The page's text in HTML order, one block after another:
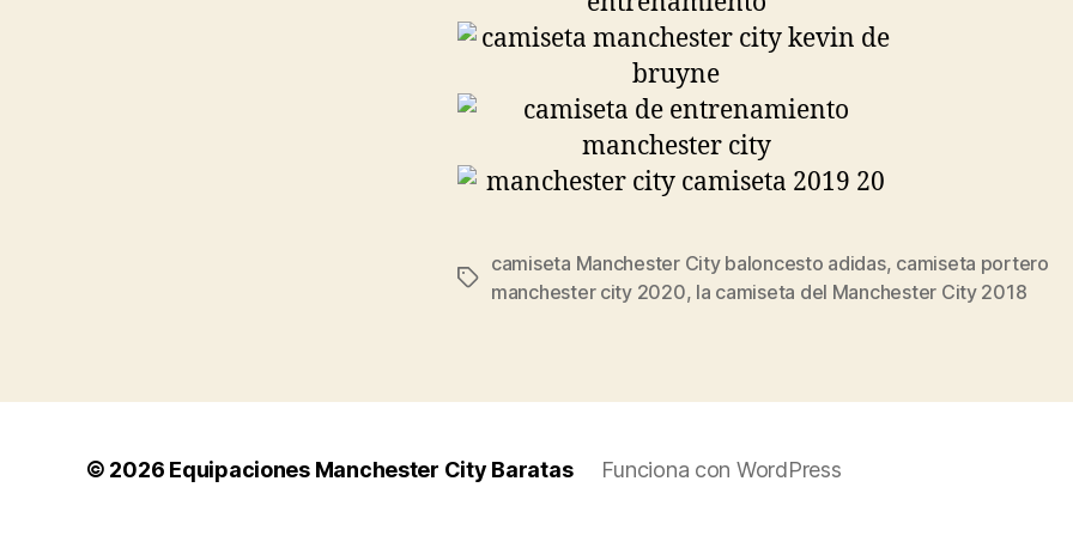
Etiquetas
camiseta Manchester City baloncesto adidas, camiseta portero
manchester city 2020, la camiseta del Manchester City 2018
© 2026 Equipaciones Manchester City Baratas Funciona con WordPress